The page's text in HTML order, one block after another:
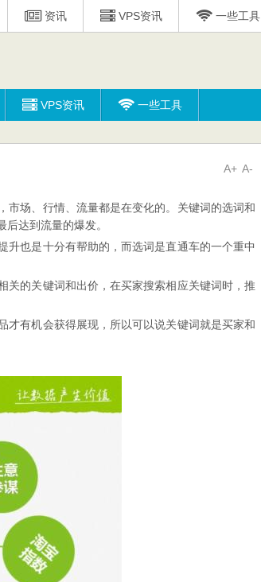
资讯 VPS资讯 一些工具
VPS资讯 一些工具
A-
A+
市场、行情、流量都是在变化的。关键词的选词和
达到流量的爆发。
升也是十分有帮助的，而选词是直通车的一个重中
关的关键词和出价，在买家搜索相应关键词时，推
才有机会获得展现，所以可以说关键词就是买家和